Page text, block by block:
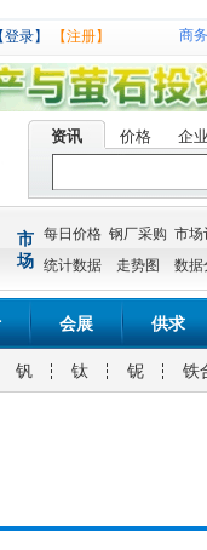
【登录】 【注册】 商
资讯 价格 企
市
场
每日价格 钢厂采购 市场
统计数据
走势图 数据
会展 供求
钒 钛 铌 铁